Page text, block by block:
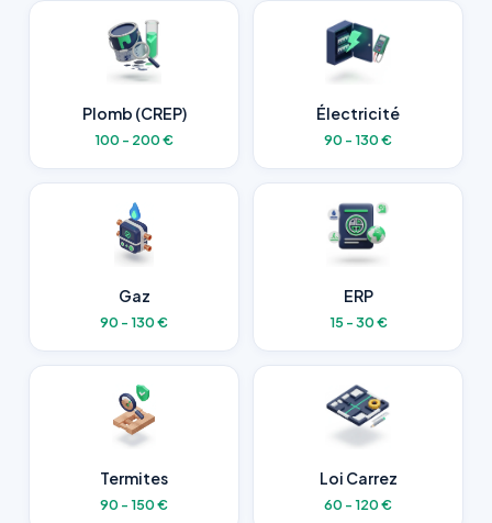
Plomb (CREP)
100 - 200 €
Électricité
90 - 130 €
Gaz
90 - 130 €
ERP
15 - 30 €
Termites
90 - 150 €
Loi Carrez
60 - 120 €